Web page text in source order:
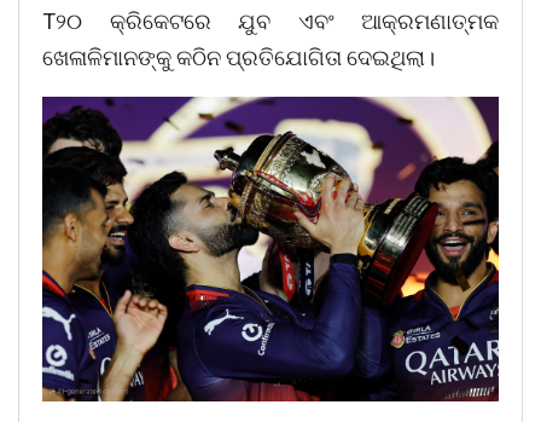
T୨୦ କ୍ରିକେଟରେ ଯୁବ ଏବଂ ଆକ୍ରମଣାତ୍ମକ
ଖେଳାଳିମାନଙ୍କୁ କଠିନ ପ୍ରତିଯୋଗିତା ଦେଇଥିଲା।